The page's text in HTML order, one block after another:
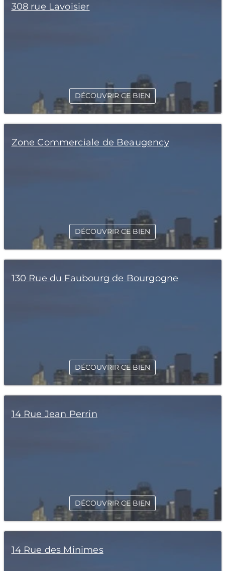
308 rue Lavoisier
DÉCOUVRIR CE BIEN
Zone Commerciale de Beaugency
DÉCOUVRIR CE BIEN
130 Rue du Faubourg de Bourgogne
DÉCOUVRIR CE BIEN
14 Rue Jean Perrin
DÉCOUVRIR CE BIEN
14 Rue des Minimes